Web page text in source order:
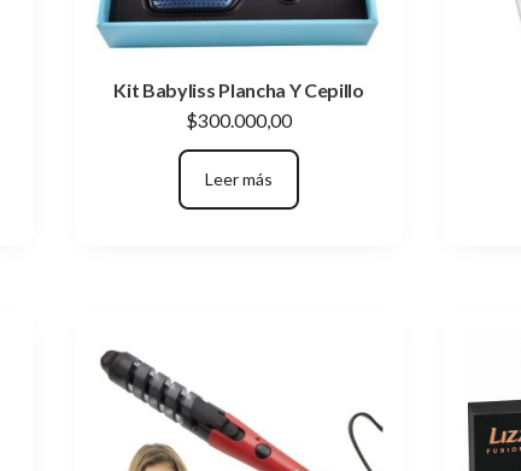
Kit Babyliss Plancha Y Cepillo
$300.000,00
Leer más